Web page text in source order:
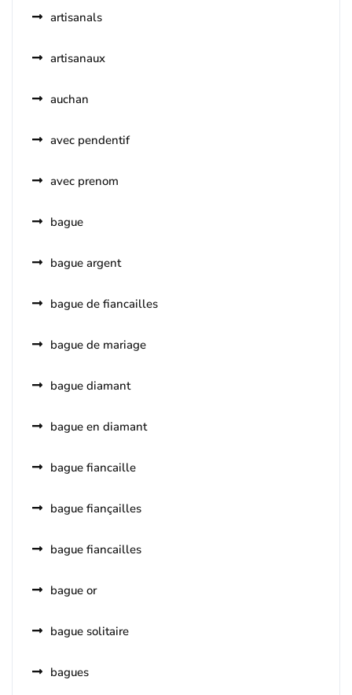
artisanals
artisanaux
auchan
avec pendentif
avec prenom
bague
bague argent
bague de fiancailles
bague de mariage
bague diamant
bague en diamant
bague fiancaille
bague fiançailles
bague fiancailles
bague or
bague solitaire
bagues